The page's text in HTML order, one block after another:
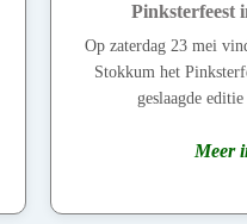
Pinksterfeest
Op zaterdag 23 mei
Stokkum het
geslaagde
Meer